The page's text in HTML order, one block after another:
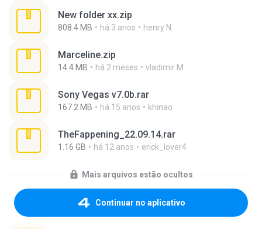
New folder xx.zip
808.4 MB há 3 anos henry N.
Marceline.zip
14.4 MB há 2 meses vladimir M.
Sony Vegas v7.0b.rar
167.2 MB há 15 anos khinao
TheFappening_22.09.14.rar
1.16 GB há 12 anos erick_lover4
Mais arquivos estão ocultos
Continuar no aplicativo